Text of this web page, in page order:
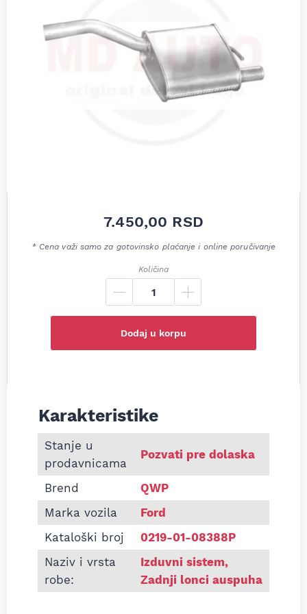
7.450,00 RSD
* Cena važi samo za gotovinsko plaćanje i online poručivanje
Količina
Dodaj u korpu
Informacije o Zadnji lonac auspuha Ford Focus
Karakteristike
Stanje u
prodavnicama
Pozvati pre dolaska
Brend
QWP
Marka vozila
Ford
Kataloški broj
0219-01-08388P
Naziv i vrsta
robe:
Izduvni sistem,
Zadnji lonci auspuha